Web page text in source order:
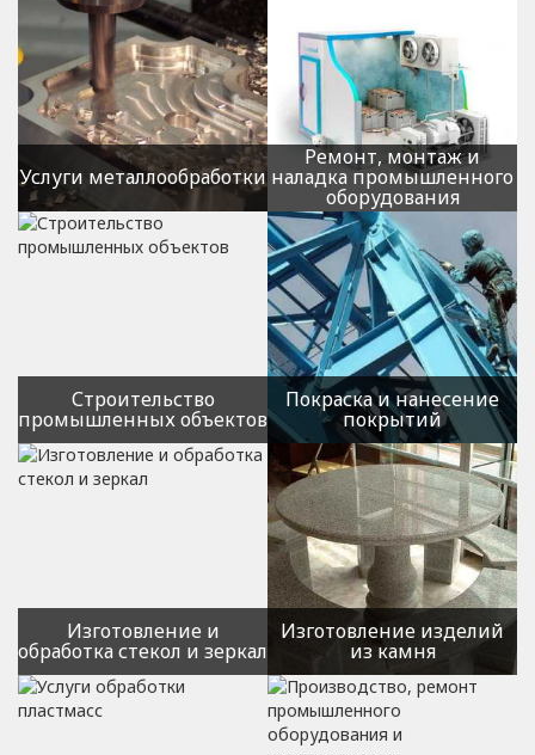
Услуги металлообработки
Изготовление и монтаж
металлических изделий и
конструкций
металлов
Токарно-фрезерные работы
по металлу
Ремонт, монтаж и
наладка промышленного
оборудования
Монтаж, обслуживание и
ремонт кондиционеров,
вентиляции и отопления
Ремонт, монтаж и наладка
гидравлического
оборудования
Ремонт, монтаж и наладка
холодильного и
теплообменного
оборудования
Ремонт и обслуживание
металлообрабатывающего
оборудования
Монтаж и наладка
оборудования технологии
производства
Строительство
промышленных объектов
Покраска и нанесение
покрытий
Покрасочные работы
Нанесение защитных
покрытий
Подготовка поверхностей к
нанесению покрытий и
покраске
Металлизация
Гуммирование,
обрезинивание
Изготовление и
обработка стекол и зеркал
Резка и обработка стекол,
зеркал
Изготовление изделий
из камня